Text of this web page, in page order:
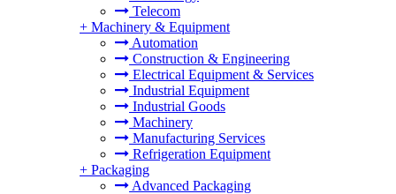
Telecom
+ Machinery & Equipment
Automation
Construction & Engineering
Electrical Equipment & Services
Industrial Equipment
Industrial Goods
Machinery
Manufacturing Services
Refrigeration Equipment
+ Packaging
Advanced Packaging